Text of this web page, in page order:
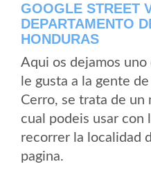
GOOGLE STREET
DEPARTAMENTO
HONDURAS
Aqui os dejamos uno
le gusta a la gente
Cerro, se trata de un
cual podeis usar con
recorrer la localidad
pagina.